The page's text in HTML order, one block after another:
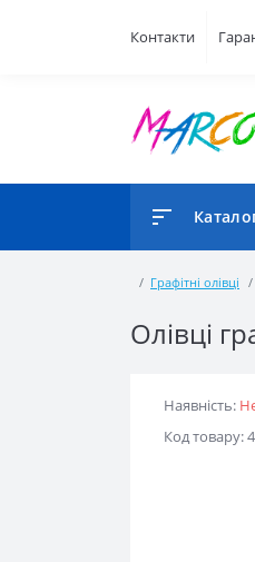
Контакти
Графітні олівці
Олівці
Наявність:
Код товару: